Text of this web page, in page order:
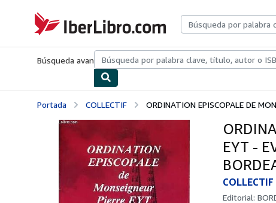
IberLibro.com
Búsqueda avanzadaColecciones Libros antiguosArte y
Portada COLLECTIF ORDINATION EPISCOPALE DE
EYT -
COLLECTIF
Editorial: